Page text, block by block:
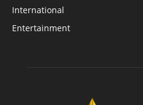
International
Entertainment